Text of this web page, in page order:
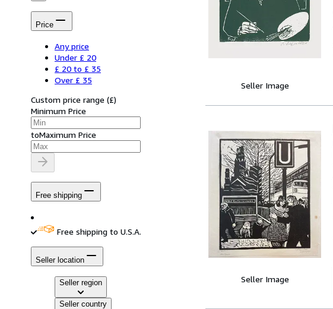
Price
Any price
Under £ 20
£ 20 to £ 35
Over £ 35
Custom price range (£)
Minimum Price
toMaximum Price
Free shipping
Free shipping to U.S.A.
Seller location
Seller region
Seller country
Seller Image
Seller Image